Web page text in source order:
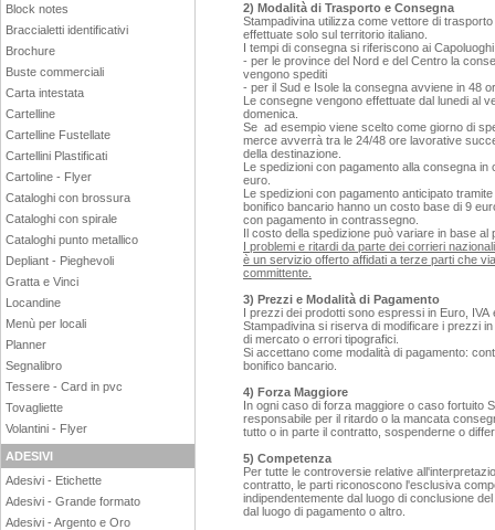
Block notes
Braccialetti identificativi
Brochure
Buste commerciali
Carta intestata
Cartelline
Cartelline Fustellate
Cartellini Plastificati
Cartoline - Flyer
Cataloghi con brossura
Cataloghi con spirale
Cataloghi punto metallico
Depliant - Pieghevoli
Gratta e Vinci
Locandine
Menù per locali
Planner
Segnalibro
Tessere - Card in pvc
Tovagliette
Volantini - Flyer
ADESIVI
Adesivi - Etichette
Adesivi - Grande formato
Adesivi - Argento e Oro
2) Modalità di Trasporto e Consegna
Stampadivina utilizza come vettore di
effettuate solo sul territorio italiano.
I tempi di consegna si riferiscono ai
- per le province del Nord e del Centro la
vengono spediti
- per il Sud e Isole la consegna avviene in 48
Le consegne vengono effettuate dal lunedi al
domenica.
Se ad esempio viene scelto come giorno di
merce avverrà tra le 24/48 ore lavorative
della destinazione.
Le spedizioni con pagamento alla consegna
euro.
Le spedizioni con pagamento anticipato
bonifico bancario hanno un costo base di 9
con pagamento in contrassegno.
Il costo della spedizione può variare in base al
I problemi e ritardi da parte dei corrieri
è un servizio offerto affidati a terze parti che
committente.
3) Prezzi e Modalità di Pagamento
I prezzi dei prodotti sono espressi in Euro, IVA
Stampadivina si riserva di modificare i prezzi
di mercato o errori tipografici.
Si accettano come modalità di pagamento:
bonifico bancario.
4) Forza Maggiore
In ogni caso di forza maggiore o caso fortuito
responsabile per il ritardo o la mancata
tutto o in parte il contratto, sospenderne o
5) Competenza
Per tutte le controversie relative
contratto, le parti riconoscono l'esclusiva
indipendentemente dal luogo di conclusione
dal luogo di pagamento o altro.